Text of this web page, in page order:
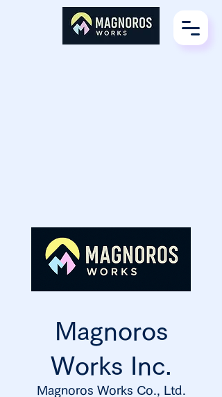
Magnoros
Works Inc.
Magnoros Works Co., Ltd.